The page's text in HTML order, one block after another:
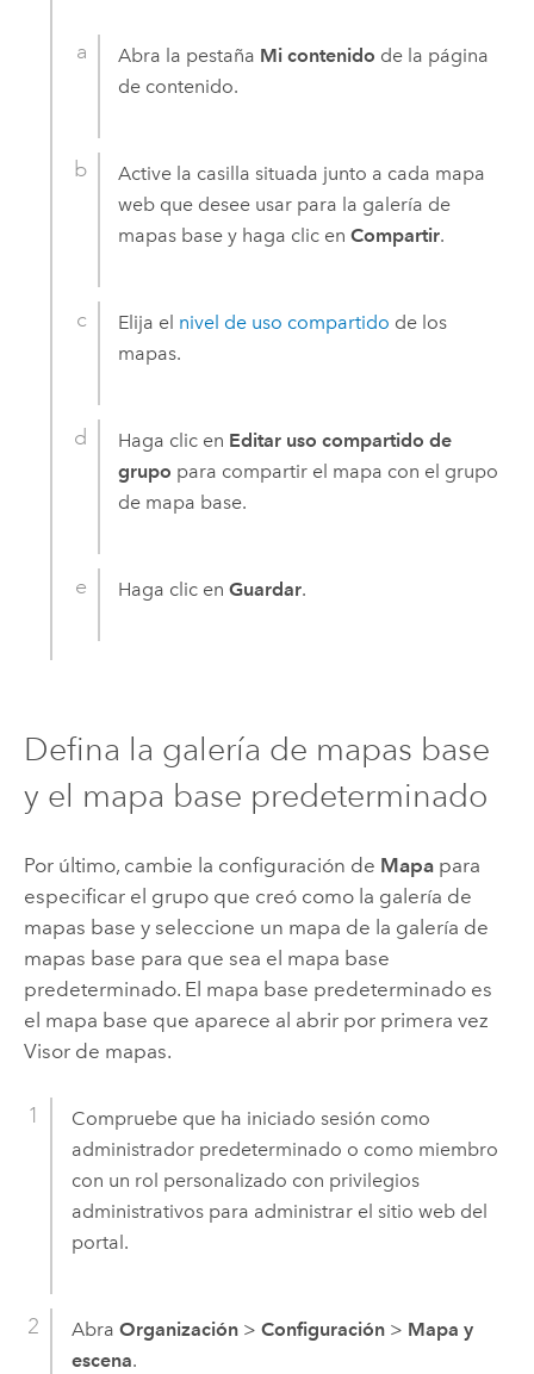
Abra la pestaña Mi contenido de la página
de contenido.
Active la casilla situada junto a cada mapa
web que desee usar para la galería de
mapas base y haga clic enCompartir.
Elija el nivel de uso compartido de los
mapas.
Haga clic en Editar uso compartido de
grupo para compartir el mapa con el grupo
de mapa base.
Haga clic enGuardar.
Defina la galería de mapas base
y el mapa base predeterminado
Por último, cambie la configuración de Mapapara
especificar el grupo que creó como la galería de
mapas base y seleccione un mapa de la galería de
mapas base para que sea el mapa base
predeterminado. El mapa base predeterminado es
el mapa base que aparece al abrir por primera vez
Visor de mapas.
Compruebe que ha iniciado sesión como
administrador predeterminado o como miembro
con un rol personalizado con privilegios
administrativos para administrar el sitio web del
portal.
Abra Organización> Configuración> Mapa y
escena.